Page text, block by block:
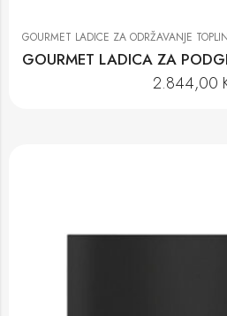
GOURMET LADICE ZA ODRŽAVANJE
2.844,00